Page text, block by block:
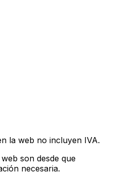
la web no incluyen IVA.
son desde que
necesaria.